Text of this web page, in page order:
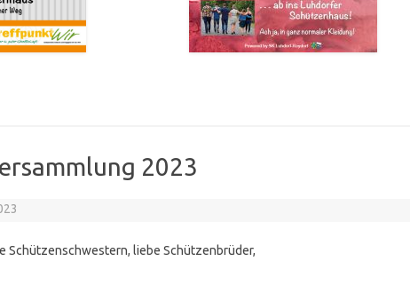
2023
Schützenschwestern, liebe Schützenbrüder,